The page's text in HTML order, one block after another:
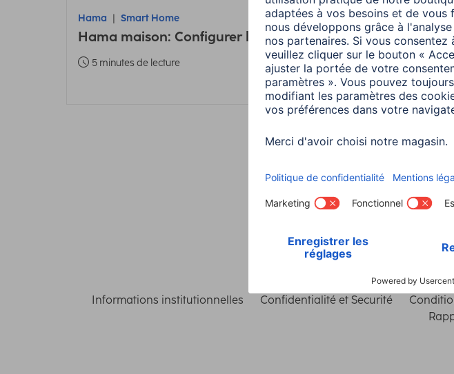
Hama Smart Home
Hama maison: Configurer l’application et les appareils
5 minutes de lecture
Informations institutionnelles Confidentialité et Securité